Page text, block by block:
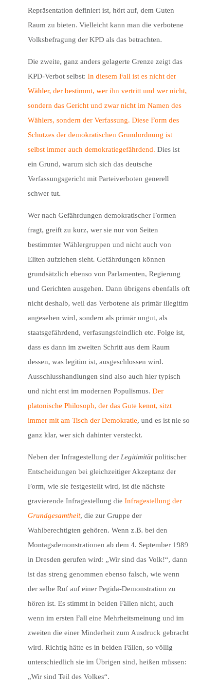
Repräsentation definiert ist, hört auf, dem Guten
Raum zu bieten. Vielleicht kann man die verbotene
Volksbefragung der KPD als das betrachten.
Die zweite, ganz anders gelagerte Grenze zeigt das
KPD-Verbot selbst:In diesem Fall ist es nicht der
Wähler, der bestimmt, wer ihn vertritt und wer nicht,
sondern das Gericht und zwar nicht im Namen des
Wählers, sondern der Verfassung. Diese Form des
Schutzes der demokratischen Grundordnung ist
selbst immer auch demokratiegefährdend. Dies ist
ein Grund, warum sich sich das deutsche
Verfassungsgericht mit Parteiverboten generell
schwer tut.
Wer nach Gefährdungen demokratischer Formen
fragt, greift zu kurz, wer sie nur von Seiten
bestimmter Wählergruppen und nicht auch von
Eliten aufziehen sieht. Gefährdungen können
grundsätzlich ebenso von Parlamenten, Regierung
und Gerichten ausgehen. Dann übrigens ebenfalls oft
nicht deshalb, weil das Verbotene als primär illegitim
angesehen wird, sondern als primär ungut, als
staatsgefährdend, verfasungsfeindlich etc. Folge ist,
dass es dann im zweiten Schritt aus dem Raum
dessen, was legitim ist, ausgeschlossen wird.
Ausschlusshandlungen sind also auch hier typisch
und nicht erst im modernen Populismus.Der
platonische Philosoph, der das Gute kennt, sitzt
immer mit am Tisch der Demokratie, und es ist nie so
ganz klar, wer sich dahinter versteckt.
Neben der Infragestellung der Legitimitätpolitischer
Entscheidungen bei gleichzeitiger Akzeptanz der
Form, wie sie festgestellt wird, ist die nächste
gravierende Infragestellung dieInfragestellung der
Grundgesamtheit, diezur Gruppe der
Wahlberechtigten gehören. Wenn z.B. bei den
Montagsdemonstrationen ab dem 4. September 1989
in Dresden gerufen wird: „Wir sind das Volk!“, dann
ist das streng genommen ebenso falsch, wie wenn
der selbe Ruf auf einer Pegida-Demonstration zu
hören ist. Es stimmt in beiden Fällen nicht, auch
wenn im ersten Fall eine Mehrheitsmeinung und im
zweiten die einer Minderheit zum Ausdruck gebracht
wird. Richtig hätte es in beiden Fällen, so völlig
unterschiedlich sie im Übrigen sind, heißen müssen:
„Wir sind Teil des Volkes“.